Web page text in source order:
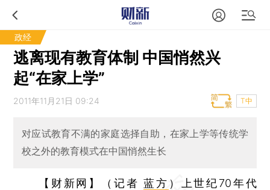
政经
逃离现有教育体制 中国悄然兴
起“在家上学”
2011年11月21日 09:24 T中
对应试教育不满的家庭选择自助，在家上学等传统学
校之外的教育模式在中国悄然生长
【财新网】（记者蓝方 ）
上世纪70年代